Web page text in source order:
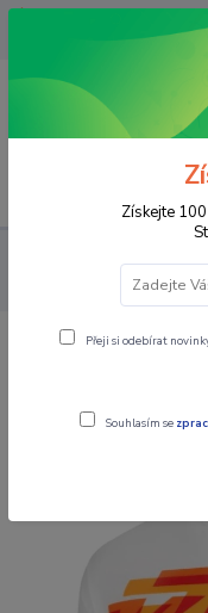
OPAVA 733537099/HLUČÍN
734541648/OLOMOUC
PRO JEZDCE
Pánský moto dres KTM
Pánský moto
Získejte
Přeji si odebírat
Souhlasím se